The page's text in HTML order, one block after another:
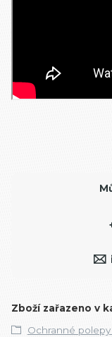
Zboží zařazeno v
Ochranné